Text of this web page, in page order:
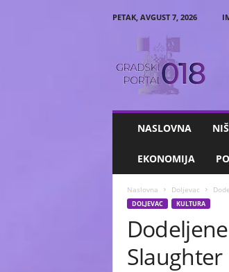
PETAK, AVGUST 7, 2026
NASLOVNA NIŠ
EKONOMIJA
Naslovna Doljevac
DOLJEVAC KULTURA
Slaughter